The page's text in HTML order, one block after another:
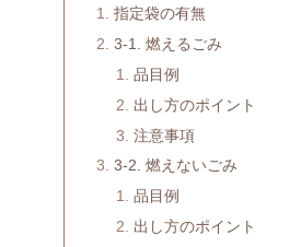
指定袋の有無
3-1. 燃えるごみ
品目例
出し方のポイント
注意事項
3-2. 燃えないごみ
品目例
出し方のポイント